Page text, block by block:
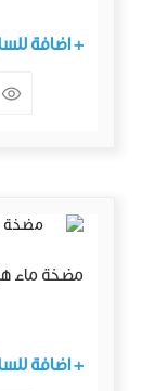
+ اضافة
مضخة ماء هابي 1.5
+ اضافة